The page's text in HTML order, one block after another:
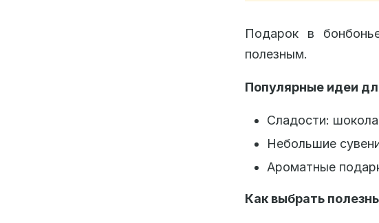
Подарок в
полезным.
Популярные идеи
Сладости:
Небольшие
Ароматные
Как выбрать